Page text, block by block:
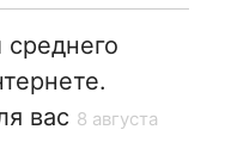
вас 8 августа